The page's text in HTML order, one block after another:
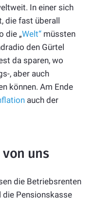
In einer sich
die fast überall
die „Welt“müssten
den Gürtel
da sparen, wo
, aber auch
können. Am Ende
auch der
von uns
die Betriebsrenten
Pensionskasse